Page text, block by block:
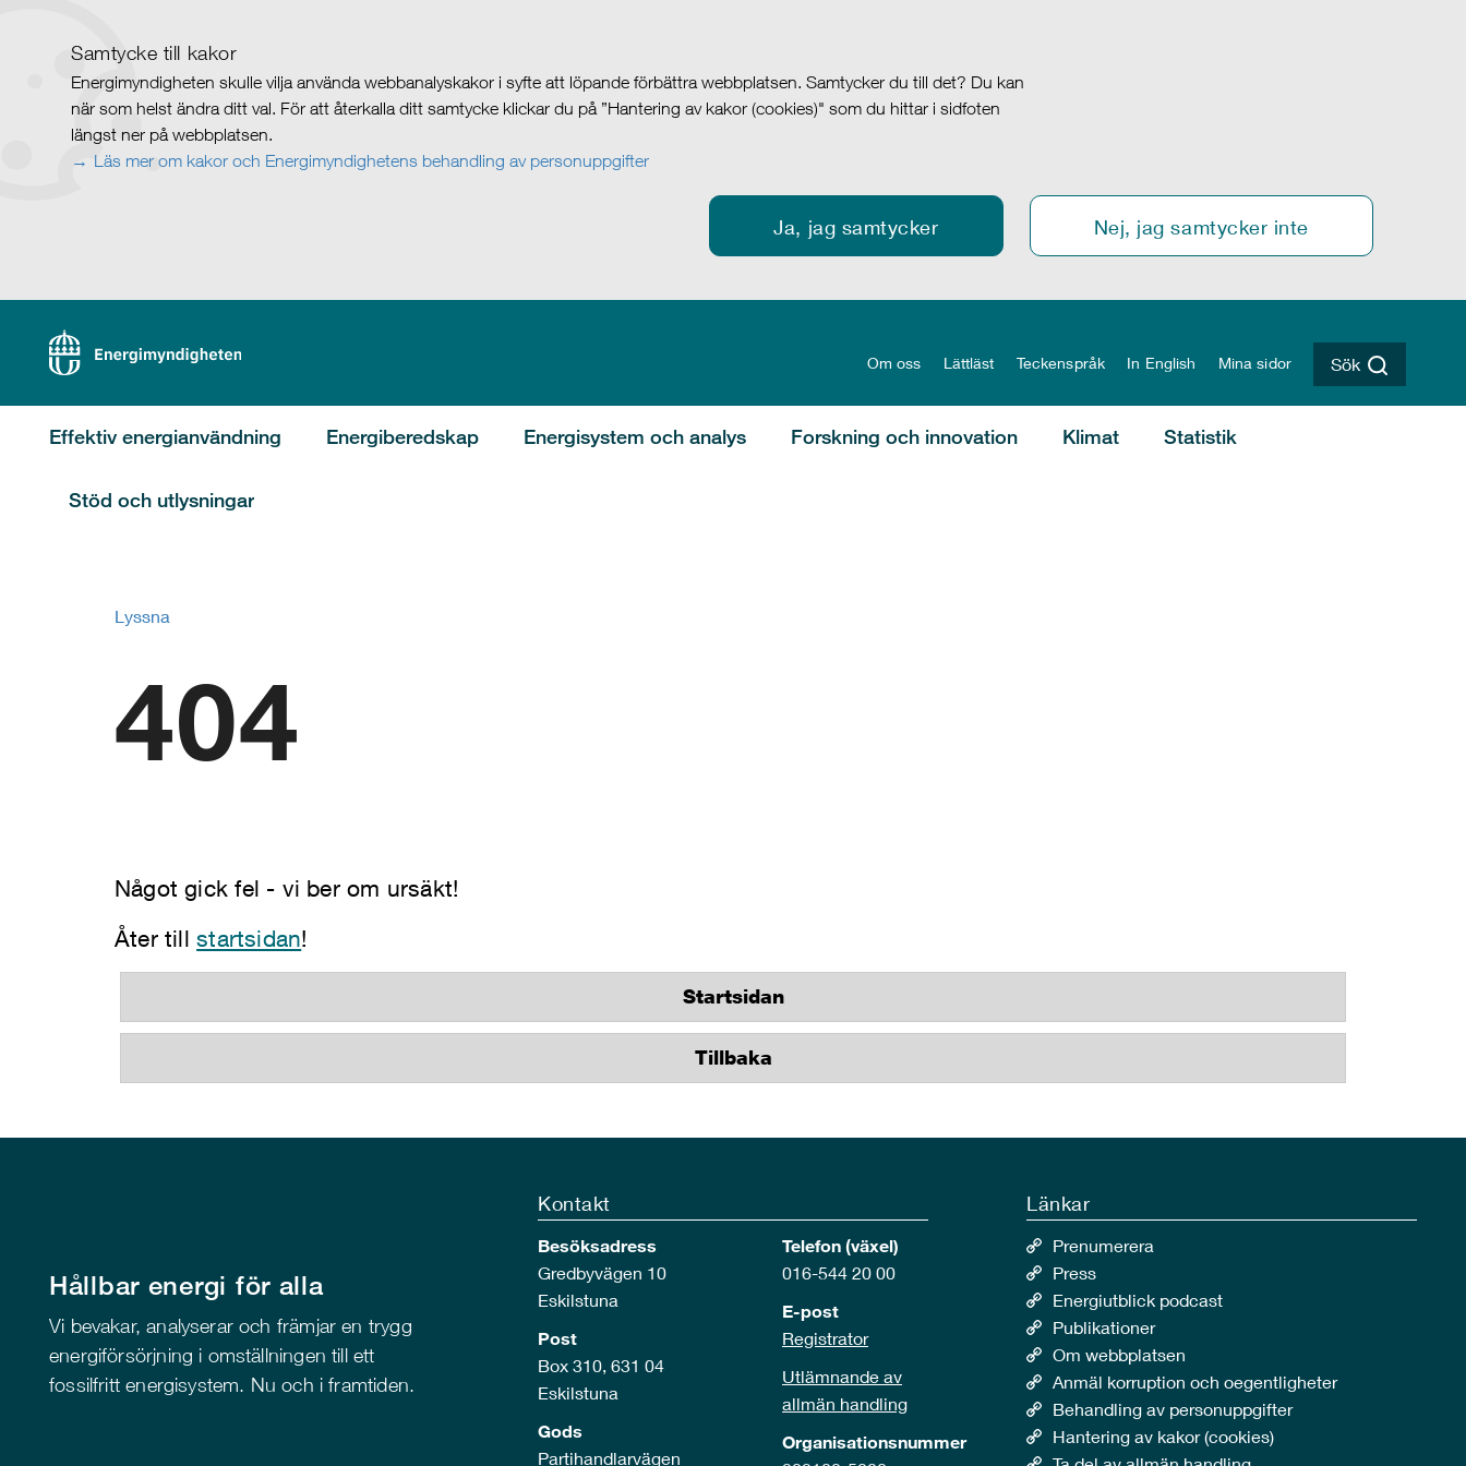
Samtycke till kakor
Energimyndigheten skulle vilja använda webbanalyskakor i syfte att löpande förbättra webbplatsen. Samtycker du till det? Du kan
när som helst ändra ditt val. För att återkalla ditt samtycke klickar du på ”Hantering av kakor (cookies)" som du hittar i sidfoten
längst ner på webbplatsen.
Läs mer om kakor och Energimyndighetens behandling av personuppgifter
Ja, jag samtycker Nej, jag samtycker inte
Om oss Lättläst Teckenspråk In English Mina sidor Sök
Effektiv energianvändning Energiberedskap Energisystem och analys Forskning och innovation Klimat Statistik
Stöd och utlysningar
Lyssna
404
Något gick fel - vi ber om ursäkt!
Åter tillstartsidan!
Startsidan
Tillbaka
Hållbar energi för alla
Vi bevakar, analyserar och främjar en trygg
energiförsörjning i omställningen till ett
fossilfritt energisystem. Nu och i framtiden.
Kontakt
Besöksadress
Gredbyvägen 10
Eskilstuna
Post
Box 310, 631 04
Eskilstuna
Gods
Partihandlarvägen
Telefon (växel)
016-544 20 00
E-post
Registrator
Utlämnande av
allmän handling
Organisationsnummer
Länkar
Prenumerera
Press
Energiutblick podcast
Publikationer
Om webbplatsen
Anmäl korruption och oegentligheter
Behandling av personuppgifter
Hantering av kakor (cookies)